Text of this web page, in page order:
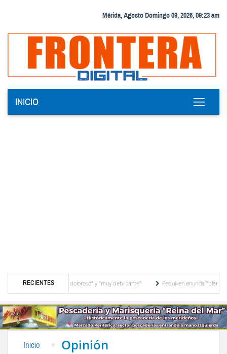
Mérida, Agosto Domingo 09, 2026, 09:23 am
INICIO
RECIENTES
su padre es "muy doloroso" y "muy debilitante"
Pequiven anuncia "plan de
Inicio Opinión